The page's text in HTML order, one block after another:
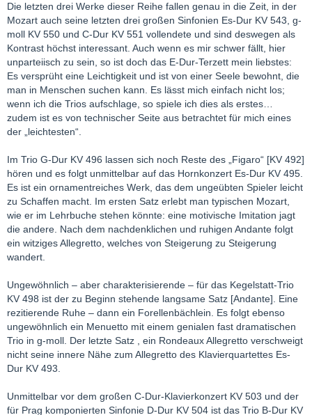
Die letzten drei Werke dieser Reihe fallen genau in die Zeit, in der
Mozart auch seine letzten drei großen Sinfonien Es-Dur KV 543, g-
moll KV 550 und C-Dur KV 551 vollendete und sind deswegen als
Kontrast höchst interessant. Auch wenn es mir schwer fällt, hier
unparteiisch zu sein, so ist doch das E-Dur-Terzett mein liebstes:
Es versprüht eine Leichtigkeit und ist von einer Seele bewohnt, die
man in Menschen suchen kann. Es lässt mich einfach nicht los;
wenn ich die Trios aufschlage, so spiele ich dies als erstes…
zudem ist es von technischer Seite aus betrachtet für mich eines
der „leichtesten“.
Im Trio G-Dur KV 496 lassen sich noch Reste des „Figaro“ [KV 492]
hören und es folgt unmittelbar auf das Hornkonzert Es-Dur KV 495.
Es ist ein ornamentreiches Werk, das dem ungeübten Spieler leicht
zu Schaffen macht. Im ersten Satz erlebt man typischen Mozart,
wie er im Lehrbuche stehen könnte: eine motivische Imitation jagt
die andere. Nach dem nachdenklichen und ruhigen Andante folgt
ein witziges Allegretto, welches von Steigerung zu Steigerung
wandert.
Ungewöhnlich – aber charakterisierende – für das Kegelstatt-Trio
KV 498 ist der zu Beginn stehende langsame Satz [Andante]. Eine
rezitierende Ruhe – dann ein Forellenbächlein. Es folgt ebenso
ungewöhnlich ein Menuetto mit einem genialen fast dramatischen
Trio in g-moll. Der letzte Satz , ein Rondeaux Allegretto verschweigt
nicht seine innere Nähe zum Allegretto des Klavierquartettes Es-
Dur KV 493.
Unmittelbar vor dem großen C-Dur-Klavierkonzert KV 503 und der
für Prag komponierten Sinfonie D-Dur KV 504 ist das Trio B-Dur KV